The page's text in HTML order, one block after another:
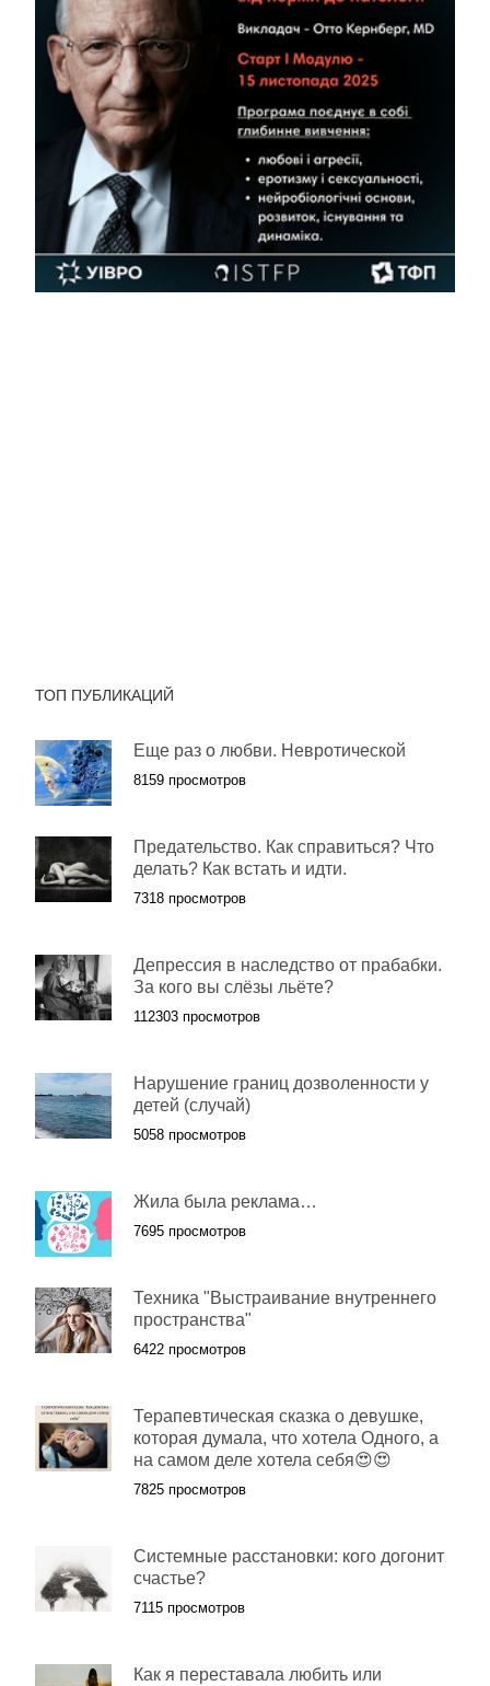
ТОП ПУБЛИКАЦИЙ
Еще раз о любви. Невротической
8159 просмотров
Предательство. Как справиться? Что
делать? Как встать и идти.
7318 просмотров
Депрессия в наследство от прабабки.
За кого вы слёзы льёте?
112303 просмотров
Нарушение границ дозволенности у
детей (случай)
5058 просмотров
Жила была реклама…
7695 просмотров
Техника "Выстраивание внутреннего
пространства"
6422 просмотров
Терапевтическая сказка о девушке,
которая думала, что хотела Одного, а
на самом деле хотела себя😍😍
7825 просмотров
Системные расстановки: кого догонит
счастье?
7115 просмотров
Как я переставала любить или